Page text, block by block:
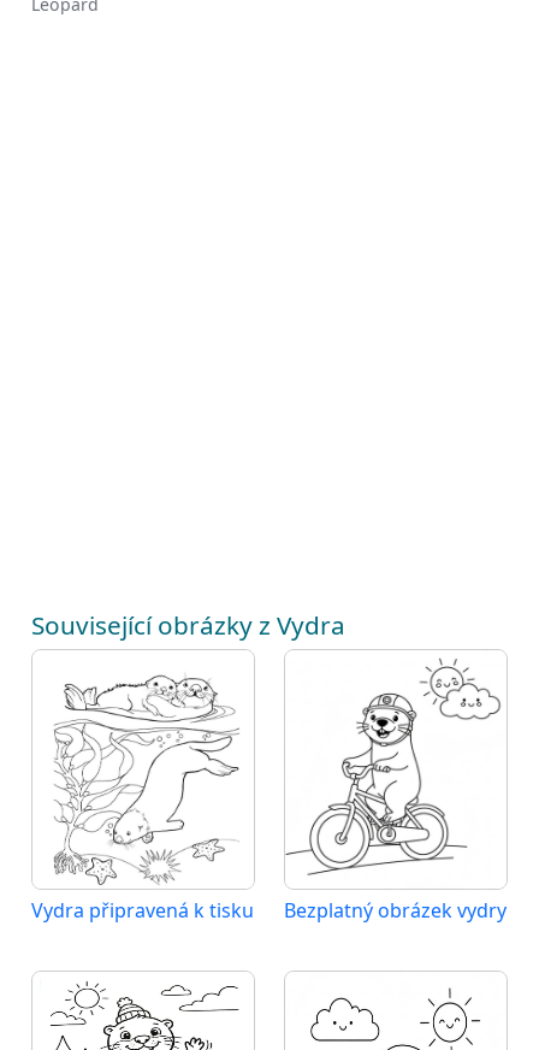
Související obrázky z Vydra
Vydra připravená k tisku Bezplatný obrázek vydry